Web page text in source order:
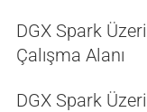
DGX Spark
Çalışma Alanı
DGX Spark